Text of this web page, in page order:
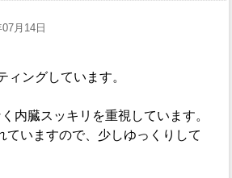
月14日
ィングしています。
内臓スッキリを重視しています。
ていますので、少しゆっくりして